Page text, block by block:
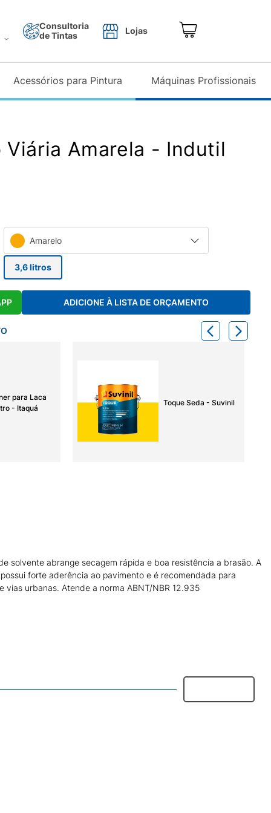
Consultoria
de Tintas
Lojas
Acessórios para Pintura Máquinas Profissionais
Viária Amarela - Indutil
Amarelo
3,6 litros
ADICIONE À LISTA DE ORÇAMENTO
para Laca
- Itaquá
Toque Seda - Suvinil
solvente abrange secagem rápida e boa resistência a brasão. A
forte aderência ao pavimento e é recomendada para
vias urbanas. Atende a norma ABNT/NBR 12.935